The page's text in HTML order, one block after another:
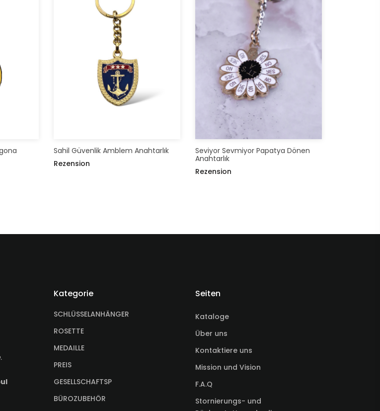
Sahil Güvenlik Amblem Anahtarlık
Rezension
Seviyor Sevmiyor Papatya Dönen
Anahtarlık
Rezension
Kategorie
SCHLÜSSELANHÄNGER
ROSETTE
MEDAILLE
PREIS
GESELLSCHAFTSP
BÜROZUBEHÖR
Seiten
Kataloge
Über uns
Kontaktiere uns
Mission und Vision
F.A.Q
Stornierungs- und